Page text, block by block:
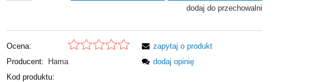
dodaj do przechowalni
Ocena:
Producent: Hama
Kod produktu:
zapytaj o produkt
dodaj opinię